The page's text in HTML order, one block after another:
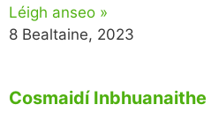
Léigh anseo »
8 Bealtaine, 2023
Cosmaidí Inbhuanaithe